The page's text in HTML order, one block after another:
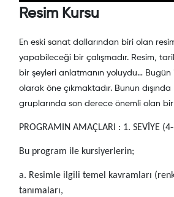
Resim Kursu
En eski sanat dallarından biri olan
yapabileceği bir çalışmadır. Resim,
bir şeyleri anlatmanın yoluydu… Bugün
olarak öne çıkmaktadır. Bunun dışında
gruplarında son derece önemli olan bir
PROGRAMIN AMAÇLARI : 1. SEVİYE (4-
Bu program ile kursiyerlerin;
a. Resimle ilgili temel kavramları
tanımaları,